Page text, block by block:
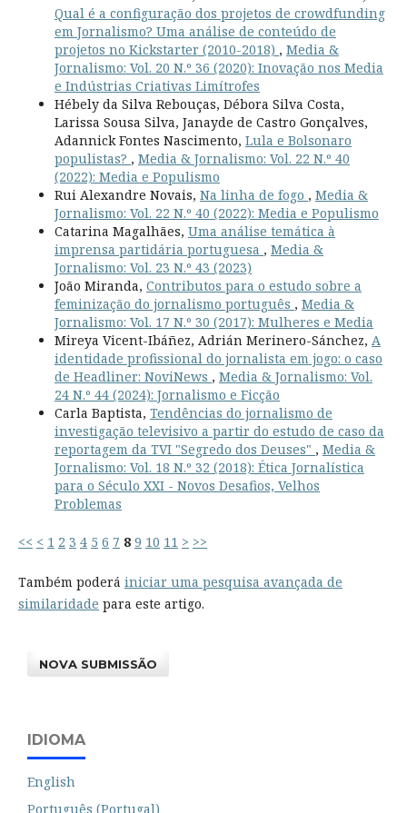
Qual é a configuração dos projetos de crowdfunding
em Jornalismo? Uma análise de conteúdo de
projetos no Kickstarter (2010-2018) , Media &
Jornalismo: Vol. 20 N.º 36 (2020): Inovação nos Media
e Indústrias Criativas Limítrofes
Hébely da Silva Rebouças, Débora Silva Costa,
Larissa Sousa Silva, Janayde de Castro Gonçalves,
Adannick Fontes Nascimento, Lula e Bolsonaro
populistas? , Media & Jornalismo: Vol. 22 N.º 40
(2022): Media e Populismo
Rui Alexandre Novais, Na linha de fogo , Media &
Jornalismo: Vol. 22 N.º 40 (2022): Media e Populismo
Catarina Magalhães, Uma análise temática à
imprensa partidária portuguesa , Media &
Jornalismo: Vol. 23 N.º 43 (2023)
João Miranda, Contributos para o estudo sobre a
feminização do jornalismo português , Media &
Jornalismo: Vol. 17 N.º 30 (2017): Mulheres e Media
Mireya Vicent-Ibáñez, Adrián Merinero-Sánchez, A
identidade profissional do jornalista em jogo: o caso
de Headliner: NoviNews , Media & Jornalismo: Vol.
24 N.º 44 (2024): Jornalismo e Ficção
Carla Baptista, Tendências do jornalismo de
investigação televisivo a partir do estudo de caso da
reportagem da TVI "Segredo dos Deuses" , Media &
Jornalismo: Vol. 18 N.º 32 (2018): Ética Jornalística
para o Século XXI - Novos Desafios, Velhos
Problemas
<< < 1 2 3 4 5 6 7 8 9 10 11 > >>
Também poderá iniciar uma pesquisa avançada de
similaridade para este artigo.
NOVA SUBMISSÃO
IDIOMA
English
Português (Portugal)